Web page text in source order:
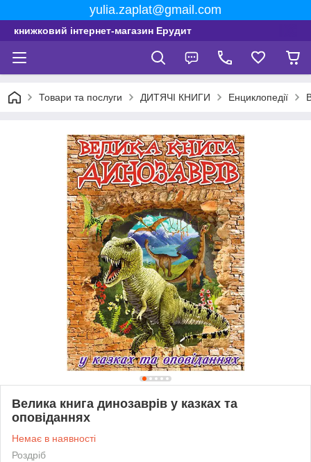
yulia.zaplat@gmail.com
книжковий інтернет-магазин Ерудит
Товари та послуги ДИТЯЧІ КНИГИ Енциклопедії
Велика книга динозаврів у казках та
оповіданнях
Немає в наявності
Роздріб